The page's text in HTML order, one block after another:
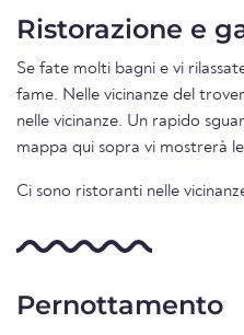
Ristorazione e
Se fate molti bagni e vi
fame. Nelle vicinanze del
nelle vicinanze. Un rapido
mappa qui sopra vi mostrerà
Ci sono ristoranti nelle
Pernottamento